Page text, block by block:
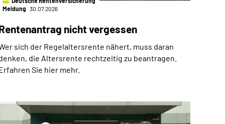
Meldung 30.07.2026
nicht vergessen
sich der Regelaltersrente nähert, muss daran
die Altersrente rechtzeitig zu beantragen.
Sie hier mehr.